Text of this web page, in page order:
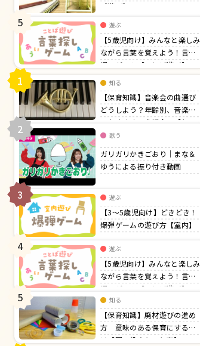
【遊び】
5 遊ぶ
【5歳児向け】みんなと楽しみ
ながら言葉を覚えよう！言葉
探しゲーム【ことば遊び】
1 知る
【保育知識】音楽会の曲選び
どうしよう？年齢別、音楽会
でおすすめの曲紹介！【行
事】
2 歌う
ガリガリかきごおり｜まな＆
ゆうによる振り付き動画
3 遊ぶ
【3〜5歳児向け】どきどき！
爆弾ゲームの遊び方【室内】
4 遊ぶ
【5歳児向け】みんなと楽しみ
ながら言葉を覚えよう！言葉
探しゲーム【ことば遊び】
5 知る
【保育知識】廃材遊びの進め
方 意味のある保育にするに
は【園の役立ち・行事】